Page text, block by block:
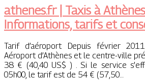
athenes.fr | Taxis à
Informations, tarifs et
Tarif d’aéroport Depuis février
Aéroport d’Athènes et le centre-ville
38 € (40,40 US$ ) . Si le service
05h00, le tarif est de 54 € (57,50…